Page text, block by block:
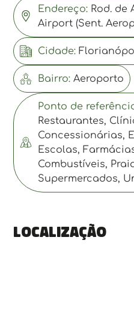
Endereço: Rod. de
Airport (Sent.
Cidade:
Bairro: Aeroporto
Ponto de
Restaurantes,
Concessionárias,
Escolas,
Combustíveis,
Supermercados,
Localização